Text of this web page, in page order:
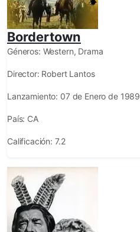
Bordertown
Géneros: Western, Drama
Director: Robert Lantos
Lanzamiento: 07 de Enero de 1989
País: CA
Calificación: 7.2